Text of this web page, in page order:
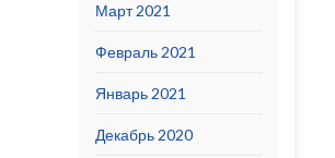
Март 2021
Февраль 2021
Январь 2021
Декабрь 2020